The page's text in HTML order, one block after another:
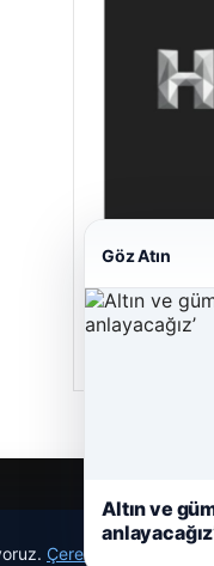
29/04/2026
Çerez Politikamız
Göz Atın
Altın ve